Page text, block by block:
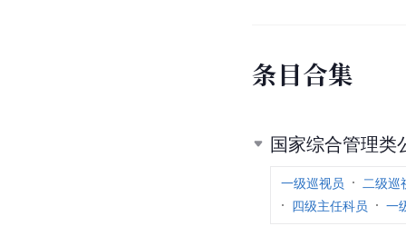
条目合集
国家综合管理类
一级巡视员
二级巡
四级主任科员
一